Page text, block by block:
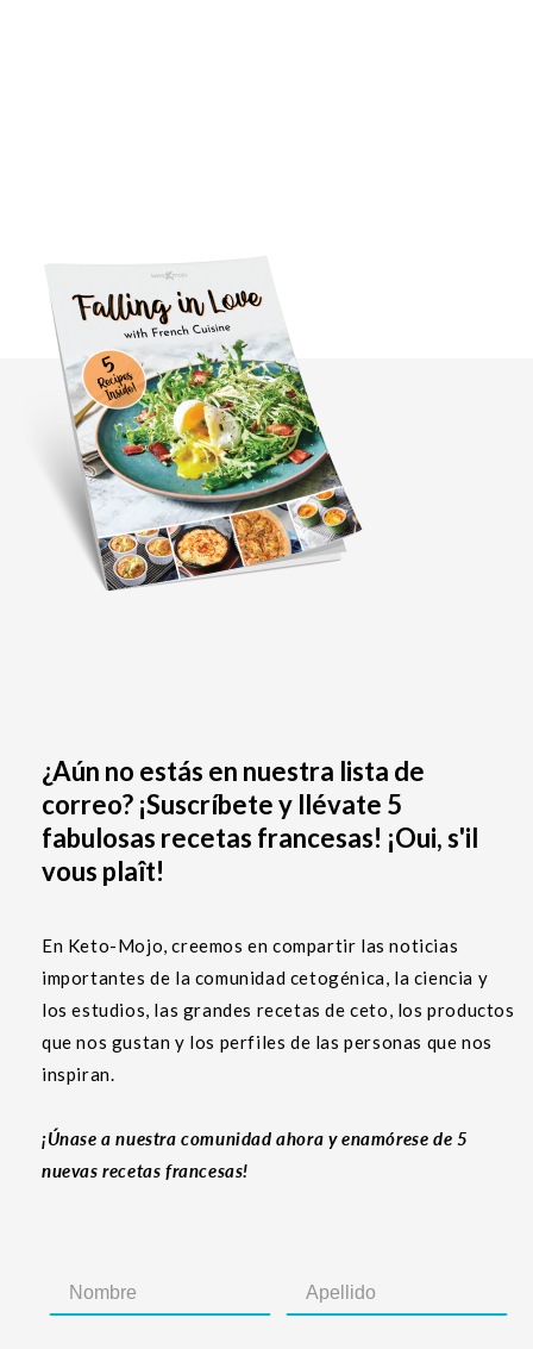
¿Aún no estás en nuestra lista de
correo? ¡Suscríbete y llévate 5
fabulosas recetas francesas! ¡Oui, s'il
vous plaît!
En Keto-Mojo, creemos en compartir las noticias
importantes de la comunidad cetogénica, la ciencia y
los estudios, las grandes recetas de ceto, los productos
que nos gustan y los perfiles de las personas que nos
inspiran.
¡Únase a nuestra comunidad ahora y enamórese de 5
nuevas recetas francesas!